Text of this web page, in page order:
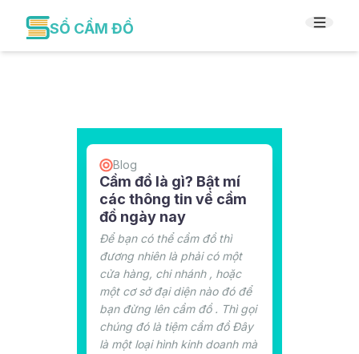
SỔ CẦM ĐỒ
Blog
Cầm đồ là gì? Bật mí
các thông tin về cầm
đồ ngày nay
Để bạn có thể cầm đồ thì
đương nhiên là phải có một
cửa hàng, chi nhánh , hoặc
một cơ sở đại diện nào đó để
bạn đừng lên cầm đồ . Thì gọi
chúng đó là tiệm cầm đồ Đây
là một loại hình kinh doanh mà